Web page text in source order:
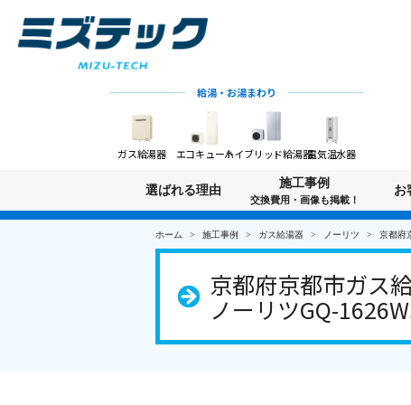
給湯・お湯まわり
ガス給湯器 エコキュートハイブリッド給湯器電気温水器
選ばれる理由
施工事例
交換費用・画像も掲載！
お
ホーム 施工事例 ガス給湯器 ノーリツ 京都府
京都府京都市ガス
ノーリツGQ-